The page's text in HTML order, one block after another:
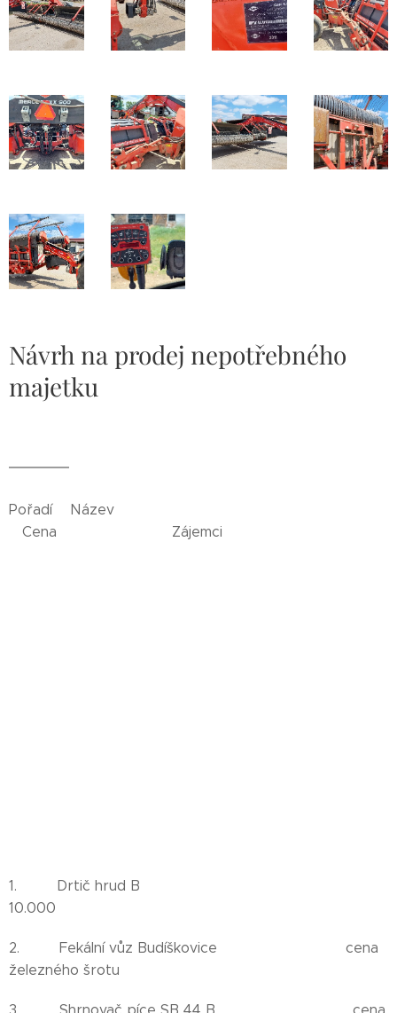
Návrh na prodej nepotřebného
majetku
Pořadí Název
Cena Zájemci
1. Drtič hrud B
10.000
2. Fekální vůz Budíškovice cena
železného šrotu
3. Shrnovač píce SB 44 B cena